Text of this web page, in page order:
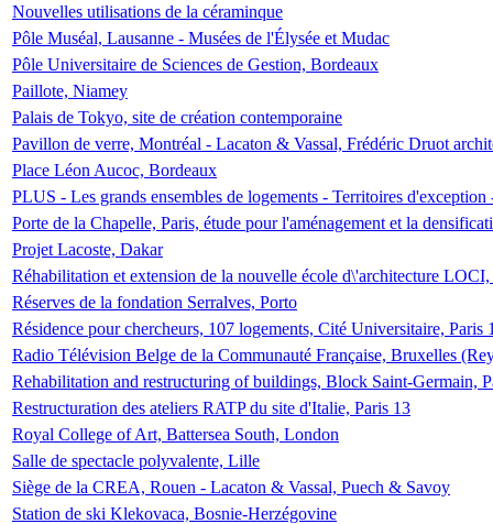
Nouvelles utilisations de la céraminque
Pôle Muséal, Lausanne - Musées de l'Élysée et Mudac
Pôle Universitaire de Sciences de Gestion, Bordeaux
Paillote, Niamey
Palais de Tokyo, site de création contemporaine
Pavillon de verre, Montréal - Lacaton & Vassal, Frédéric Druot
Place Léon Aucoc, Bordeaux
PLUS - Les grands ensembles de logements - Territoires
Porte de la Chapelle, Paris, étude pour l'aménagement et la
Projet Lacoste, Dakar
Réhabilitation et extension de la nouvelle école d\'architecture
Réserves de la fondation Serralves, Porto
Résidence pour chercheurs, 107 logements, Cité Universitaire, Paris
Radio Télévision Belge de la Communauté Française, Bruxelles
Rehabilitation and restructuring of buildings, Block Saint-Germain,
Restructuration des ateliers RATP du site d'Italie, Paris 13
Royal College of Art, Battersea South, London
Salle de spectacle polyvalente, Lille
Siège de la CREA, Rouen - Lacaton & Vassal, Puech & Savoy
Station de ski Klekovaca, Bosnie-Herzégovine